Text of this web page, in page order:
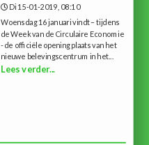
Di 15-01-2019, 08:10
Woensdag 16 januari vindt – tijdens
de Week van de Circulaire Economie
- de officiële opening plaats van het
nieuwe belevingscentrum in het...
Lees verder...